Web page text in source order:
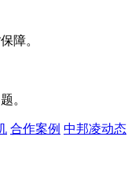
障。
。
合作案例 中邦凌动态